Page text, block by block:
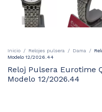
Inicio / Relojes pulsera / Dama /
Modelo 12/2026.44
Reloj Pulsera Eurotime
Modelo 12/2026.44